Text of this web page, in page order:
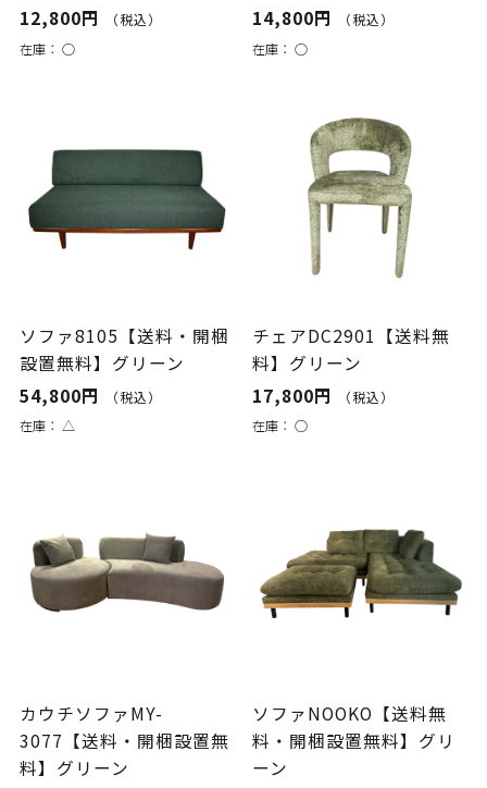
12,800円
（税込）
在庫： ○
14,800円
（税込）
在庫：○
ソファ8105【送料・開梱
設置無料】グリーン
54,800円
（税込）
在庫： △
チェアDC2901【送料無
料】グリーン
17,800円
（税込）
在庫：○
カウチソファMY-
3077【送料・開梱設置無
料】グリーン
ソファNOOKO【送料無
料・開梱設置無料】グリ
ーン